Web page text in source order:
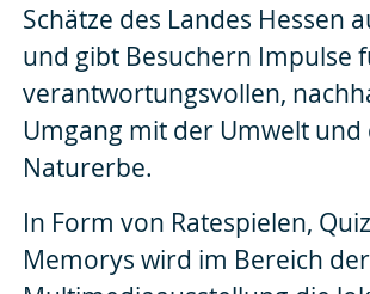
Schätze des Landes Hessen
und gibt Besuchern Impulse
verantwortungsvollen,
Umgang mit der Umwelt und
Naturerbe.
In Form von Ratespielen,
Memorys wird im Bereich der